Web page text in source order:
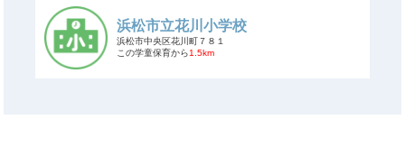
浜松市立花川小学校
浜松市中央区花川町７８１
この学童保育から1.5km